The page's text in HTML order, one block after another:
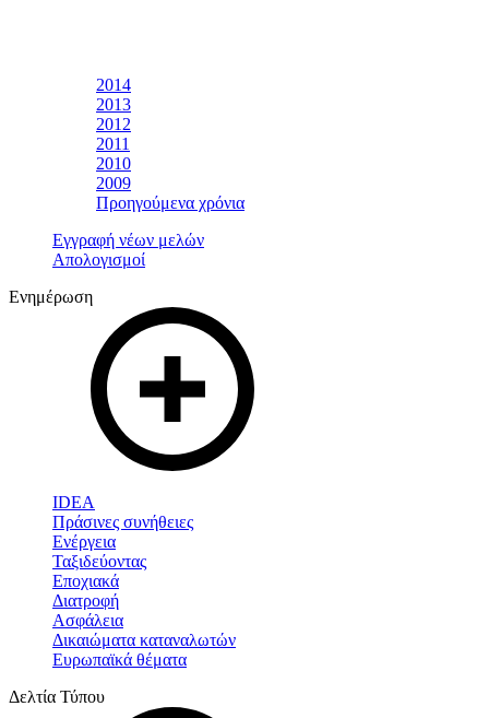
2014
2013
2012
2011
2010
2009
Προηγούμενα χρόνια
Εγγραφή νέων μελών
Απολογισμοί
Ενημέρωση
IDEA
Πράσινες συνήθειες
Ενέργεια
Ταξιδεύοντας
Εποχιακά
Διατροφή
Ασφάλεια
Δικαιώματα καταναλωτών
Ευρωπαϊκά θέματα
Δελτία Τύπου